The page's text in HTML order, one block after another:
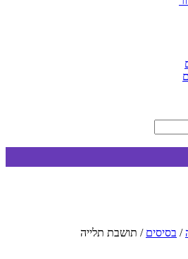
/ בסיסים / תושבת תלייה